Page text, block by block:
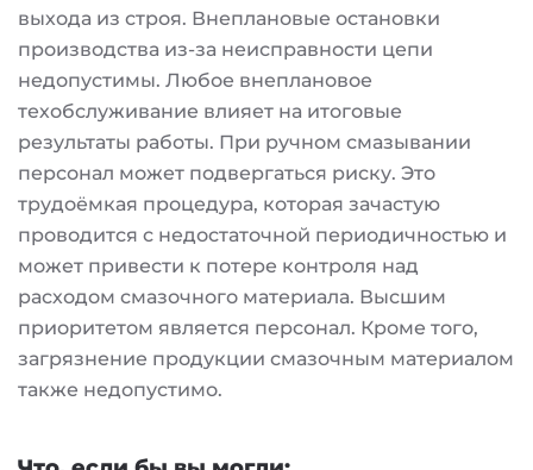
выхода из строя. Внеплановые остановки
производства из-за неисправности цепи
недопустимы. Любое внеплановое
техобслуживание влияет на итоговые
результаты работы. При ручном смазывании
персонал может подвергаться риску. Это
трудоёмкая процедура, которая зачастую
проводится с недостаточной периодичностью и
может привести к потере контроля над
расходом смазочного материала. Высшим
приоритетом является персонал. Кроме того,
загрязнение продукции смазочным материалом
также недопустимо.